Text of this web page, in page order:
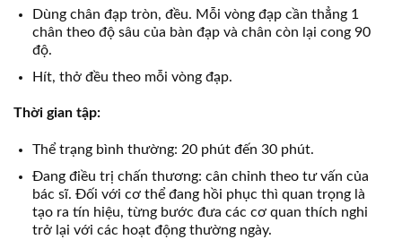
Dùng chân đạp tròn, đều. Mỗi vòng đạp cần thẳng 1
chân theo độ sâu của bàn đạp và chân còn lại cong 90
độ.
Hít, thở đều theo mỗi vòng đạp.
Thời gian tập:
Thể trạng bình thường: 20 phút đến 30 phút.
Đang điều trị chấn thương: cân chỉnh theo tư vấn của
bác sĩ. Đối với cơ thể đang hồi phục thì quan trọng là
tạo ra tín hiệu, từng bước đưa các cơ quan thích nghi
trở lại với các hoạt động thường ngày.